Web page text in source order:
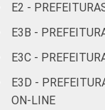
E2 -
E3B -
E3C -
E3D -
ON-LINE